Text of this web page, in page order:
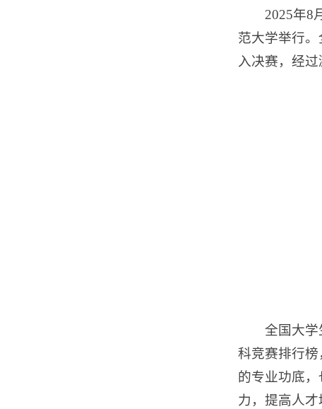
2025年8
范大学举行
入决赛，经过
全国大学
科竞赛排行
的专业功底
力，提高人才